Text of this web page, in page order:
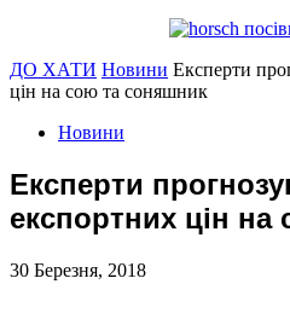
ДО ХАТИ Новини Експерти
цін на сою та соняшник
Новини
Експерти
експортних цін
30 Березня, 2018